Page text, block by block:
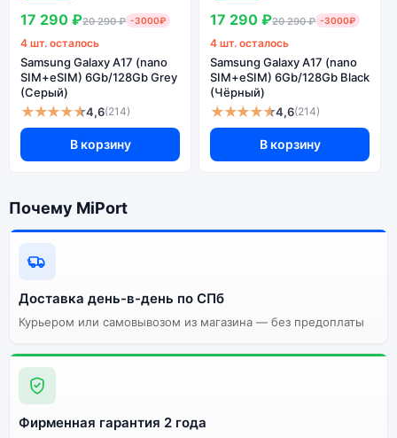
17 290 ₽20 290 ₽ -3000₽
4 шт. осталось
Samsung Galaxy A17 (nano
SIM+eSIM) 6Gb/128Gb Grey
(Серый)
★★★★★4,6(214)
В корзину
17 290 ₽20 290 ₽ -3000₽
4 шт. осталось
Samsung Galaxy A17 (nano
SIM+eSIM) 6Gb/128Gb Black
(Чёрный)
★★★★★4,6(214)
В корзину
Почему MiPort
Доставка день-в-день по СПб
Курьером или самовывозом из магазина — без предоплаты
Фирменная гарантия 2 года